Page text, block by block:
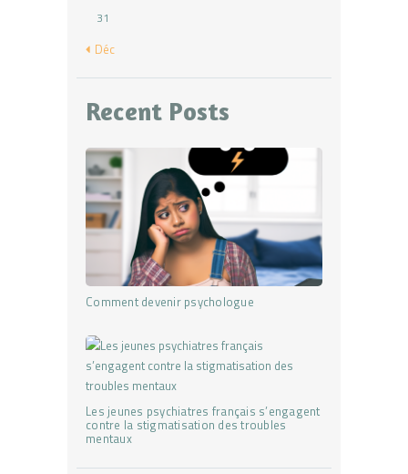
31
« Déc
Recent Posts
Comment devenir psychologue
Les jeunes psychiatres français s’engagent
contre la stigmatisation des troubles
mentaux